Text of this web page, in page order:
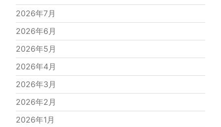
2026年7月
2026年6月
2026年5月
2026年4月
2026年3月
2026年2月
2026年1月